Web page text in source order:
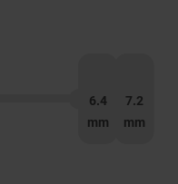
6.4
mm
7.2
mm